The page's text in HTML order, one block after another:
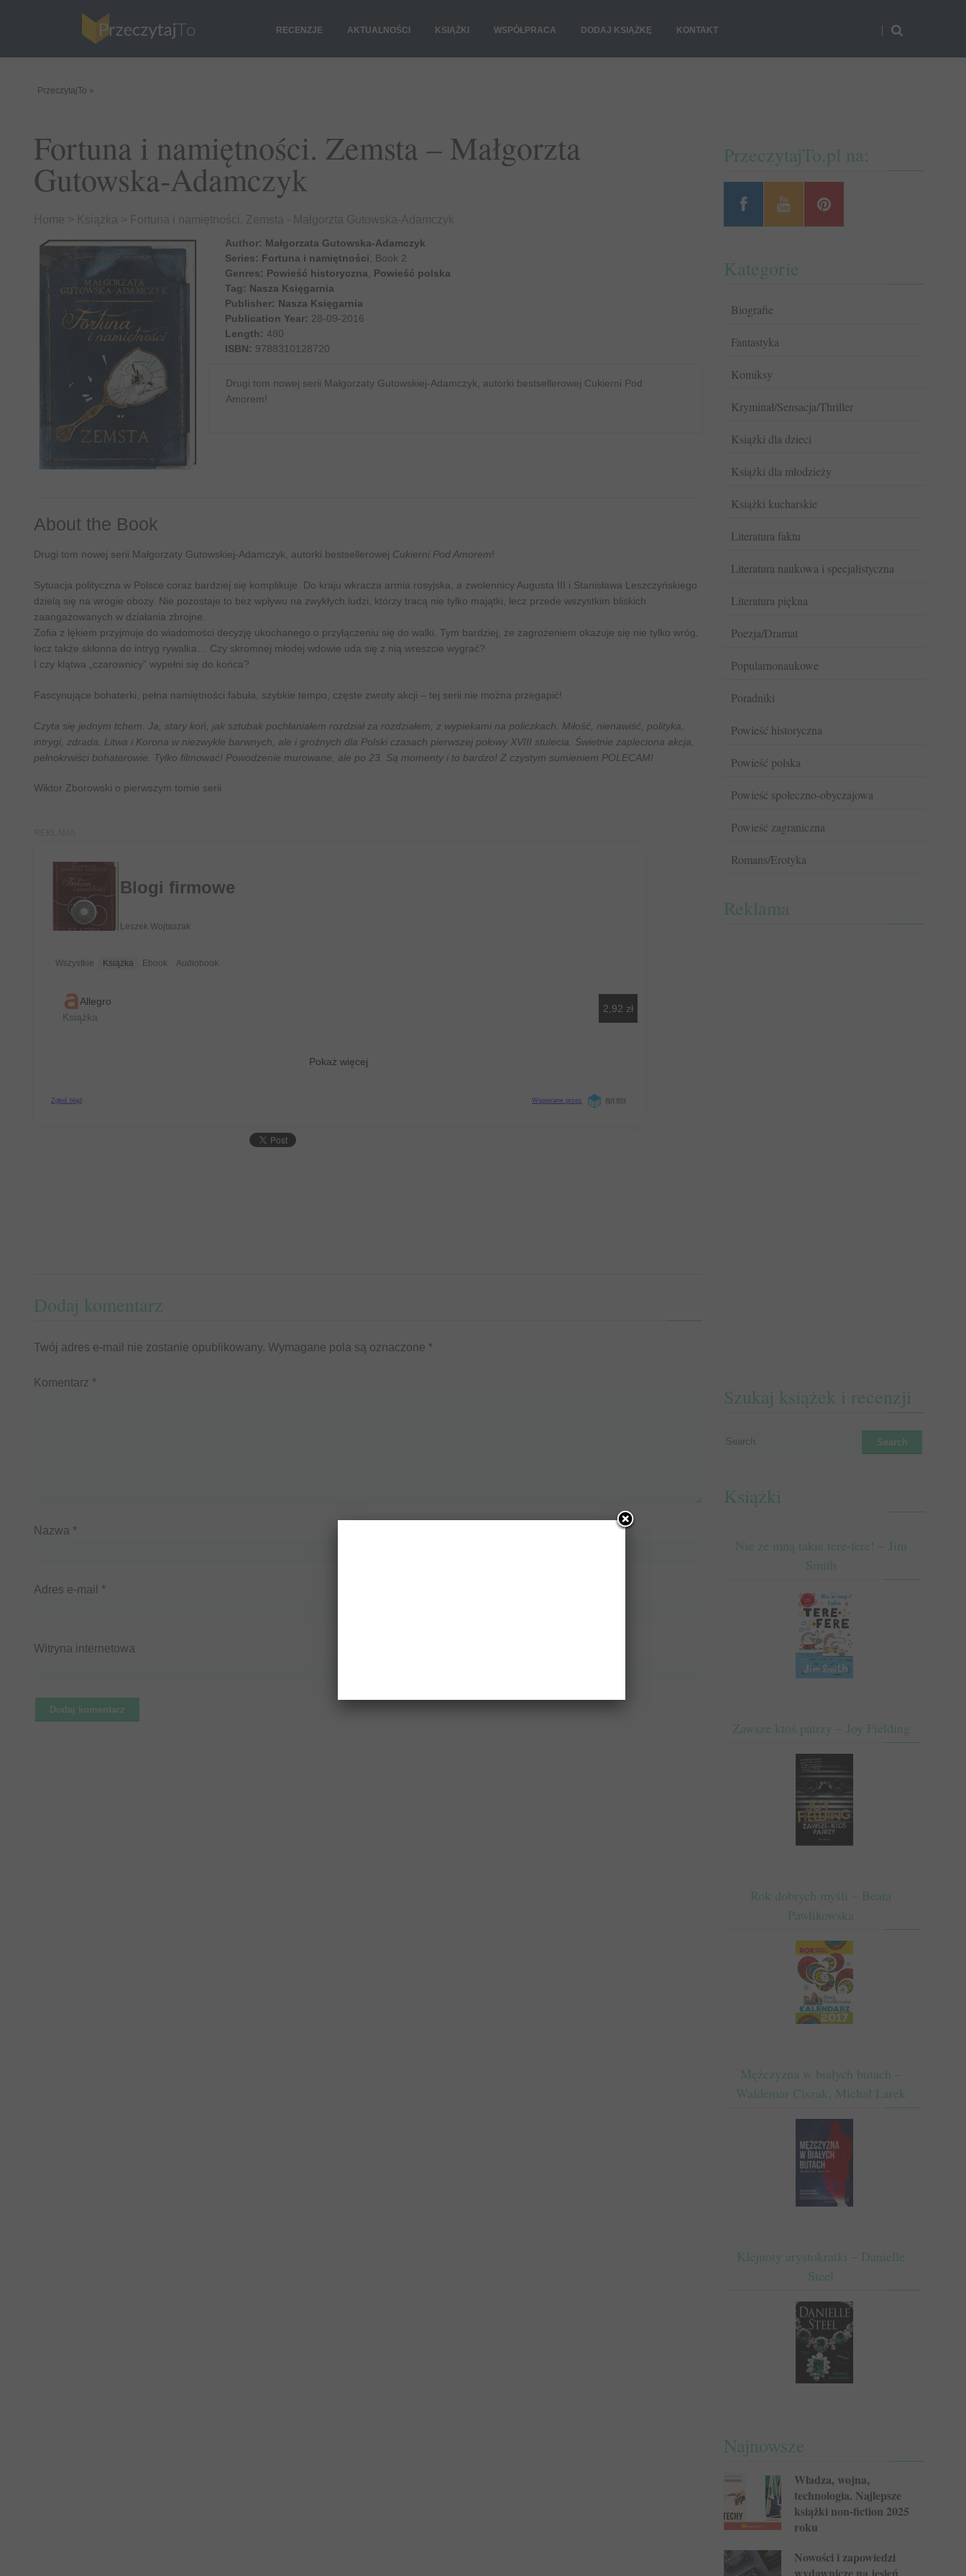
RECENZJE AKTUALNOŚCI KSIĄŻKI WSPÓŁPRACA DODAJ KSIĄŻKĘ KONTAKT
PrzeczytajTo »
Fortuna i namiętności. Zemsta – Małgorzta
Gutowska-Adamczyk
Home Książka Fortuna i namiętności. Zemsta - Małgorzta Gutowska-Adamczyk
Author: Małgorzata Gutowska-Adamczyk
Series: Fortuna i namiętności , Book 2
Genres: Powieść historyczna
Powieść polska
Tag: Nasza Księgarnia
Publisher: Nasza Księgarnia
Publication Year: 28-09-2016
Length: 480
ISBN: 9788310128720
Drugi tom nowej serii Małgorzaty Gutowskiej-Adamczyk, autorki bestsellerowej Cukierni Pod
Amorem!
About the Book
Drugi tom nowej serii Małgorzaty Gutowskiej-Adamczyk, autorki bestsellerowej Cukierni Pod Amorem!
Sytuacja polityczna w Polsce coraz bardziej się komplikuje. Do kraju wkracza armia rosyjska, a zwolennicy Augusta III i Stanisława Leszczyńskiego
dzielą się na wrogie obozy. Nie pozostaje to bez wpływu na zwykłych ludzi, którzy tracą nie tylko majątki, lecz przede wszystkim bliskich
zaangażowanych w działania zbrojne.
Zofia z lękiem przyjmuje do wiadomości decyzję ukochanego o przyłączeniu się do walki. Tym bardziej, że zagrożeniem okazuje się nie tylko wróg,
lecz także skłonna do intryg rywalka… Czy skromnej młodej wdowie uda się z nią wreszcie wygrać?
I czy klątwa „czarownicy” wypełni się do końca?
Fascynujące bohaterki, pełna namiętności fabuła, szybkie tempo, częste zwroty akcji – tej serii nie można przegapić!
Czyta się jednym tchem. Ja, stary koń, jak sztubak pochłaniałem rozdział za rozdziałem, z wypiekami na policzkach. Miłość, nienawiść, polityka,
intrygi, zdrada. Litwa i Korona w niezwykle barwnych, ale i groźnych dla Polski czasach pierwszej połowy XVIII stulecia. Świetnie zapleciona akcja,
pełnokrwiści bohaterowie. Tylko filmować! Powodzenie murowane, ale po 23. Są momenty i to bardzo! Z czystym sumieniem POLECAM!
Wiktor Zborowski o pierwszym tomie serii
Dodaj komentarz
Twój adres e-mail nie zostanie opublikowany. Wymagane pola są oznaczone *
Komentarz *
Nazwa *
Adres e-mail *
Witryna internetowa
PrzeczytajTo.pl na:
Kategorie
Biografie
Fantastyka
Komiksy
Kryminał/Sensacja/Thriller
Książki dla dzieci
Książki dla młodzieży
Książki kucharskie
Literatura faktu
Literatura naukowa i specjalistyczna
Literatura piękna
Poezja/Dramat
Popularnonaukowe
Poradniki
Powieść historyczna
Powieść polska
Powieść społeczno-obyczajowa
Powieść zagraniczna
Romans/Erotyka
Reklama
Szukaj książek i recenzji
Książki
Nie ze mną takie tere-fere! – Jim
Smith
Zawsze ktoś patrzy – Joy Fielding
Rok dobrych myśli – Beata
Pawlikowska
Mężczyzna w białych butach –
Waldemar Ciszak, Michał Larek
Klejnoty arystokratki – Danielle
Steel
Najnowsze
Władza, wojna,
technologia. Najlepsze
książki non-fiction 2025
roku
Nowości i zapowiedzi